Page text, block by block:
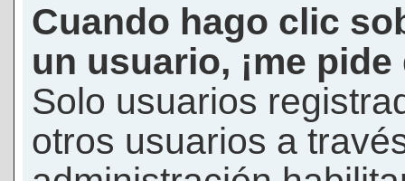
Cuando hago clic
un usuario, ¡me
Solo usuarios
otros usuarios a